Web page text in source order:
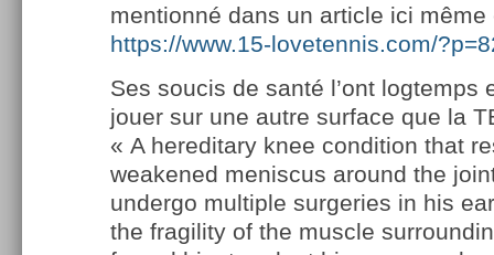
mentionné dans un article ici même
https://www.15-lovetennis.com/
Ses soucis de santé l’ont logtemps
jouer sur une autre surface que la
« A hereditary knee condition that
weakened meniscus around the
undergo multiple surgeries in his
the fragility of the muscle